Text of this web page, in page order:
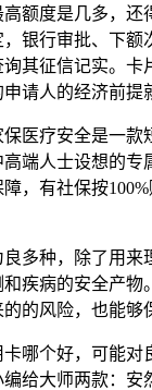
度是几多，还
银行审批、下额
其征信记实。卡
请人的经济前提
疗安全是一款
端人士设想的专
，有社保按
种，除了用来
疾病的安全产物
的风险，也能够
个好，可能对
给大师两款：安